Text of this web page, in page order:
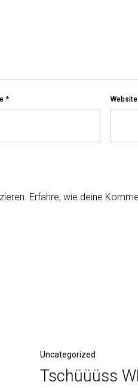
* Website
Erfahre, wie deine
Nächster
Beitrag
Uncategorized
Tschüüüss